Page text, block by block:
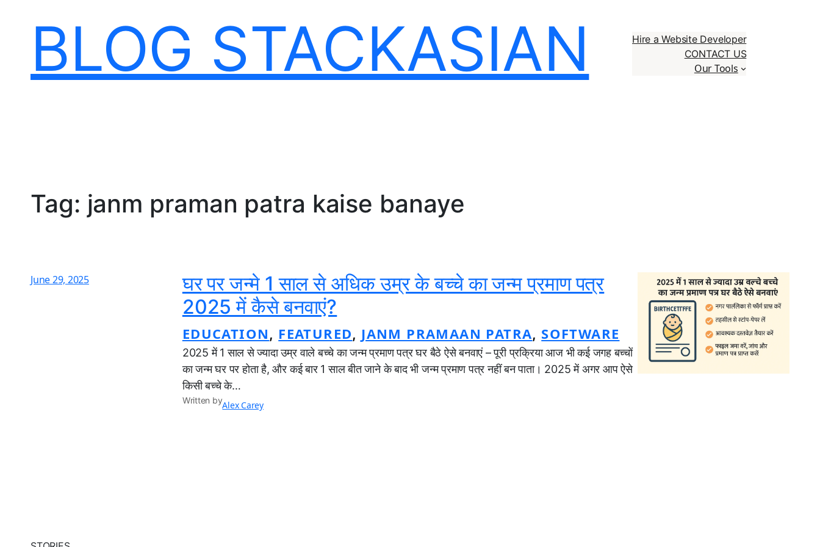
BLOG STACKASIAN
Hire a Website Developer
CONTACT US
Our Tools
Tag: janm praman patra kaise banaye
June 29, 2025
घर पर जन्मे 1 साल से अधिक उम्र के बच्चे का जन्म प्रमाण पत्र
2025 में कैसे बनवाएं?
EDUCATION, FEATURED, JANM PRAMAAN PATRA, SOFTWARE
2025 में 1 साल से ज्यादा उम्र वाले बच्चे का जन्म प्रमाण पत्र घर बैठे ऐसे बनवाएं – पूरी प्रक्रिया आज भी कई जगह बच्चों
का जन्म घर पर होता है, और कई बार 1 साल बीत जाने के बाद भी जन्म प्रमाण पत्र नहीं बन पाता। 2025 में अगर आप ऐसे
किसी बच्चे के…
Written byAlex Carey